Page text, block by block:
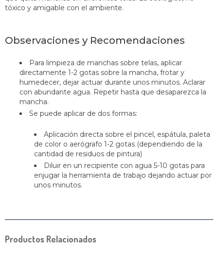
tóxico y amigable con el ambiente.
Observaciones y Recomendaciones
Para limpieza de manchas sobre telas, aplicar
directamente 1-2 gotas sobre la mancha, frotar y
humedecer, dejar actuar durante unos minutos. Aclarar
con abundante agua. Repetir hasta que desaparezca la
mancha.
Se puede aplicar de dos formas:
Aplicación directa sobre el pincel, espátula, paleta
de color o aerógrafo 1-2 gotas (dependiendo de la
cantidad de residuos de pintura)
Diluir en un recipiente con agua 5-10 gotas para
enjugar la herramienta de trabajo dejando actuar por
unos minutos.
Productos Relacionados